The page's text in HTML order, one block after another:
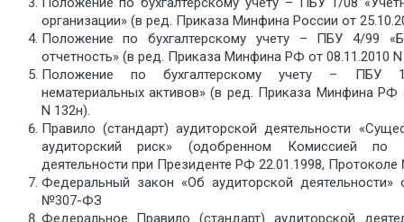
организации» (в ред. Приказа Минфина России от
Положение по бухгалтерскому учету – ПБУ 4/99
отчетность» (в ред. Приказа Минфина РФ от 08.11.2010 N
Положение по бухгалтерскому учету – ПБУ
нематериальных активов» (в ред. Приказа Минфина РФ
N 132н).
Правило (стандарт) аудиторской деятельности
аудиторский риск» (одобренном Комиссией по
деятельности при Президенте РФ 22.01.1998,
Федеральный закон «Об аудиторской деятельности»
№307-ФЗ
Федеральное Правило (стандарт) аудиторской